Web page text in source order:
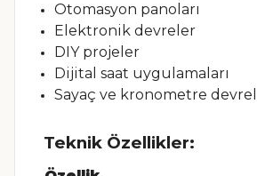
Otomasyon panoları
Elektronik devreler
DIY projeler
Dijital saat uygulamaları
Sayaç ve kronometre
Teknik Özellikler: